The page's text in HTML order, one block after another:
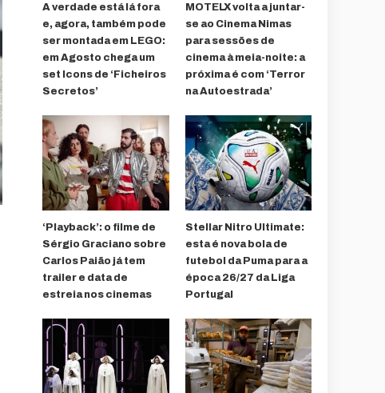
A verdade está lá fora
e, agora, também pode
ser montada em LEGO:
em Agosto chega um
set Icons de ‘Ficheiros
Secretos’
MOTELX volta a juntar-
se ao Cinema Nimas
para sessões de
cinema à meia-noite: a
próxima é com ‘Terror
na Autoestrada’
‘Playback’: o filme de
Sérgio Graciano sobre
Carlos Paião já tem
trailer e data de
estreia nos cinemas
Stellar Nitro Ultimate:
esta é nova bola de
futebol da Puma para a
época 26/27 da Liga
Portugal